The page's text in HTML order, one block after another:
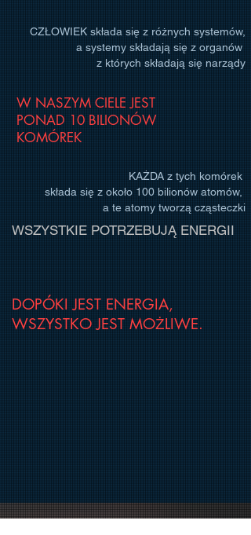
CZŁOWIEK składa się z różnych systemów,
a systemy składają się z organów
z których składają się narządy
W NASZYM CIELE JEST
PONAD 10 BILIONÓW
KOMÓREK
KAŻDA z tych komórek
składa się z około 100 bilionów atomów,
a te atomy tworzą cząsteczki
WSZYSTKIE POTRZEBUJĄ ENERGII
DOPÓKI JEST ENERGIA,
WSZYSTKO JEST MOŻLIWE.